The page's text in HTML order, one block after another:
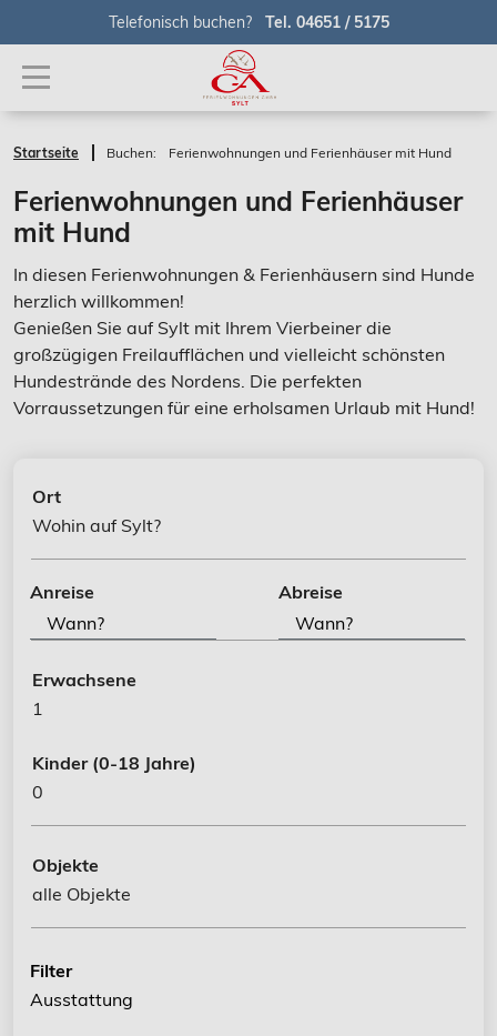
Telefonisch buchen? Tel. 04651 / 5175
Startseite Buchen: Ferienwohnungen und Ferienhäuser mit Hund
Ferienwohnungen und Ferienhäuser
mit Hund
In diesen Ferienwohnungen & Ferienhäusern sind Hunde
herzlich willkommen!
Genießen Sie auf Sylt mit Ihrem Vierbeiner die
großzügigen Freilaufflächen und vielleicht schönsten
Hundestrände des Nordens. Die perfekten
Vorraussetzungen für eine erholsamen Urlaub mit Hund!
Ort
Wohin auf Sylt?
Anreise Abreise
Erwachsene
1
Kinder (0-18 Jahre)
0
Objekte
alle Objekte
Filter
Ausstattung